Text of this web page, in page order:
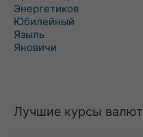
Энергетиков
Юбилейный
Языль
Яновичи
Лучшие курсы валют